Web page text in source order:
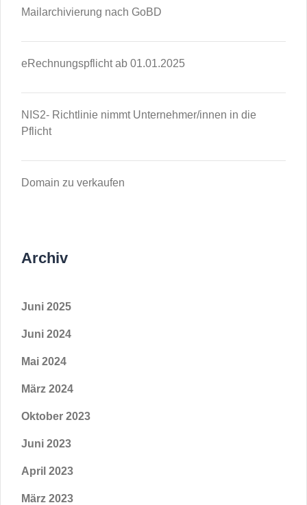
Mailarchivierung nach GoBD
eRechnungspflicht ab 01.01.2025
NIS2- Richtlinie nimmt Unternehmer/innen in die
Pflicht
Domain zu verkaufen
Archiv
Juni 2025
Juni 2024
Mai 2024
März 2024
Oktober 2023
Juni 2023
April 2023
März 2023